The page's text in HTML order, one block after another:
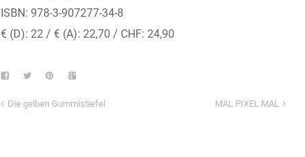
ISBN: 978-3-907277-34-8
€ (D): 22 / € (A): 22,70 / CHF: 24,90
Die gelben Gummistiefel MAL PIXEL MAL